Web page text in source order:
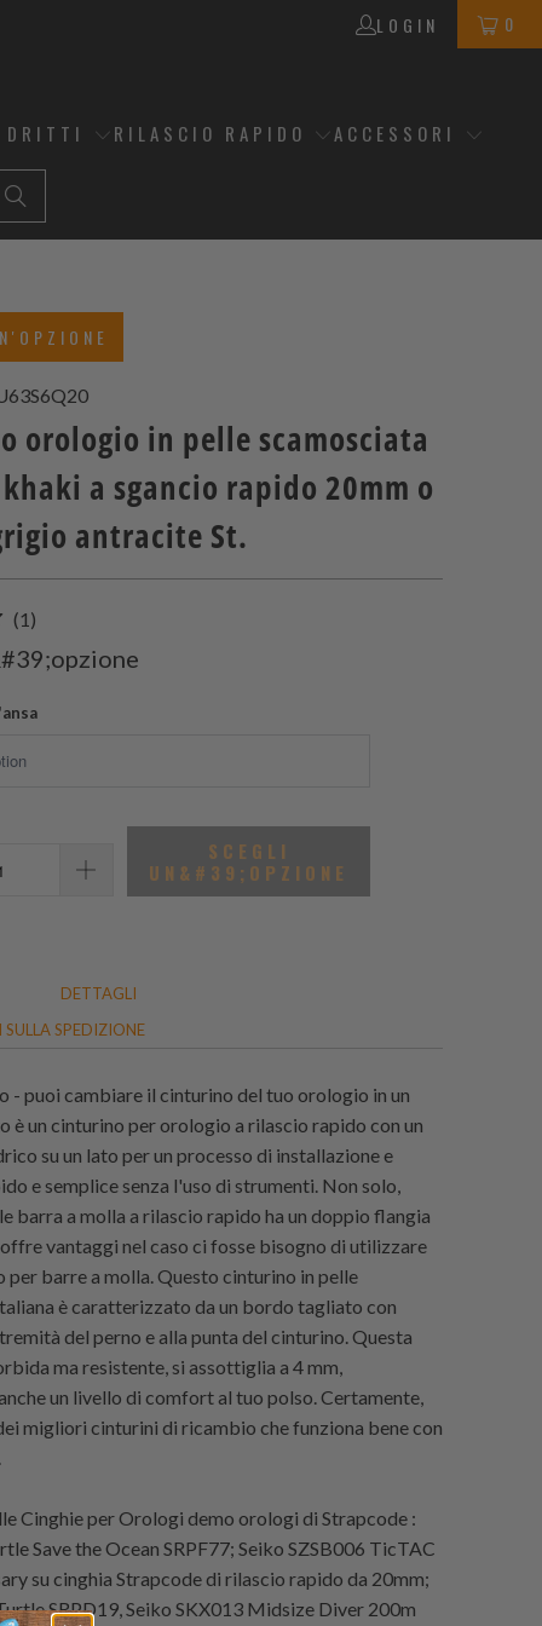
LOGIN 0
DRITTI RILASCIO RAPIDO ACCESSORI
orologio in pelle scamosciata
a sgancio rapido 20mm o
antracite St.
(1)
recensioni
totali
SCEGLI
UN&#39;OPZIONE
DETTAGLI
SPEDIZIONE
- puoi cambiare il cinturino del tuo orologio in un
è un cinturino per orologio a rilascio rapido con un
su un lato per un processo di installazione e
e semplice senza l'uso di strumenti. Non solo,
barra a molla a rilascio rapido ha un doppio flangia
offre vantaggi nel caso ci fosse bisogno di utilizzare
per barre a molla. Questo cinturino in pelle
è caratterizzato da un bordo tagliato con
del perno e alla punta del cinturino. Questa
ma resistente, si assottiglia a 4 mm,
un livello di comfort al tuo polso. Certamente,
migliori cinturini di ricambio che funziona bene con
Cinghie per Orologi demo orologi di Strapcode :
Save the Ocean SRPF77; Seiko SZSB006 TicTAC
su cinghia Strapcode di rilascio rapido da 20mm;
SRPD19, Seiko SKX013 Midsize Diver 200m